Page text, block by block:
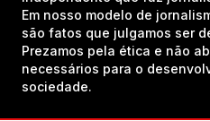
Em nosso modelo de
são fatos que julgamos ser
Prezamos pela ética e não
necessários para o
sociedade.